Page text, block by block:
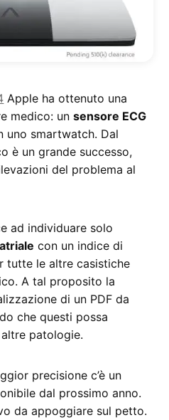
Apple ha ottenuto una
medico: unsensore ECG
uno smartwatch. Dal
è un grande successo,
del problema al
ad individuare solo
con un indice di
tutte le altre casistiche
A tal proposito la
di un PDF da
che questi possa
patologie.
precisione c’è un
dal prossimo anno.
da appoggiare sul petto.